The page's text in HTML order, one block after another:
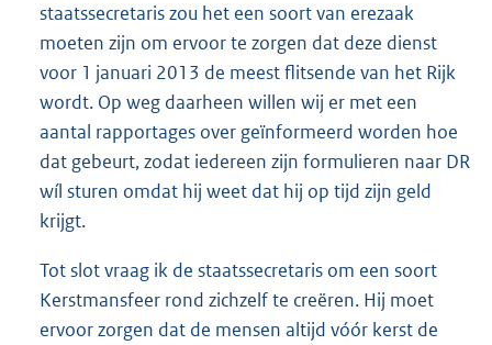
staatssecretaris zou het een soort van erezaak
moeten zijn om ervoor te zorgen dat deze dienst
voor 1 januari 2013 de meest flitsende van het Rijk
wordt. Op weg daarheen willen wij er met een
aantal rapportages over geïnformeerd worden hoe
dat gebeurt, zodat iedereen zijn formulieren naar DR
wíl sturen omdat hij weet dat hij op tijd zijn geld
krijgt.
Tot slot vraag ik de staatssecretaris om een soort
Kerstmansfeer rond zichzelf te creëren. Hij moet
ervoor zorgen dat de mensen altijd vóór kerst de